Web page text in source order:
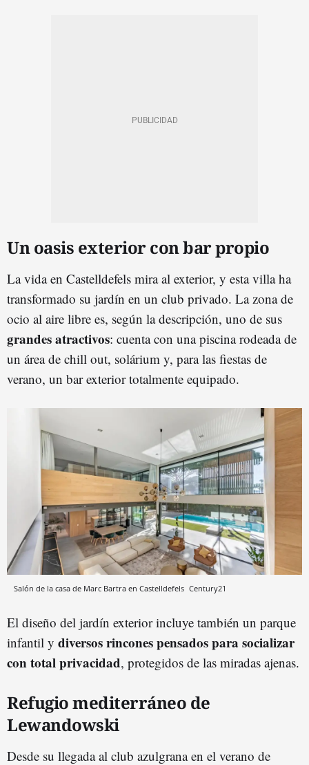
Un oasis exterior con bar propio
La vida en Castelldefels mira al exterior, y esta villa ha
transformado su jardín en un club privado. La zona de
ocio al aire libre es, según la descripción, uno de sus
grandes atractivos: cuenta con una piscina rodeada de
un área de chill out, solárium y, para las fiestas de
verano, un bar exterior totalmente equipado.
Salón de la casa de Marc Bartra en Castelldefels Century21
El diseño del jardín exterior incluye también un parque
infantil y diversos rincones pensados para socializar
con total privacidad, protegidos de las miradas ajenas.
Refugio mediterráneo de
Lewandowski
Desde su llegada al club azulgrana en el verano de